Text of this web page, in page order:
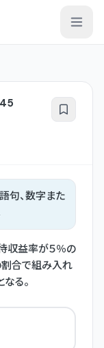
45
句、数字また
収益率が５％の
割合で組み入れ
る。